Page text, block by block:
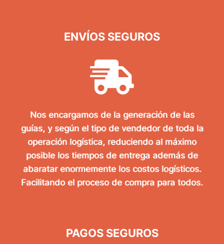
ENVÍOS SEGUROS
Nos encargamos de la generación de las
guías, y según el tipo de vendedor de toda la
operación logística, reduciendo al máximo
posible los tiempos de entrega además de
abaratar enormemente los costos logísticos.
Facilitando el proceso de compra para todos.
PAGOS SEGUROS